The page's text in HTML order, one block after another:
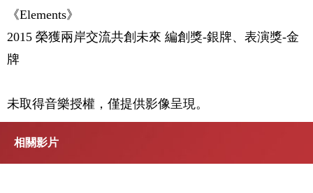
《Elements》
2015 榮獲兩岸交流共創未來 編創獎-銀牌、表演獎-金
牌
未取得音樂授權，僅提供影像呈現。
相關影片